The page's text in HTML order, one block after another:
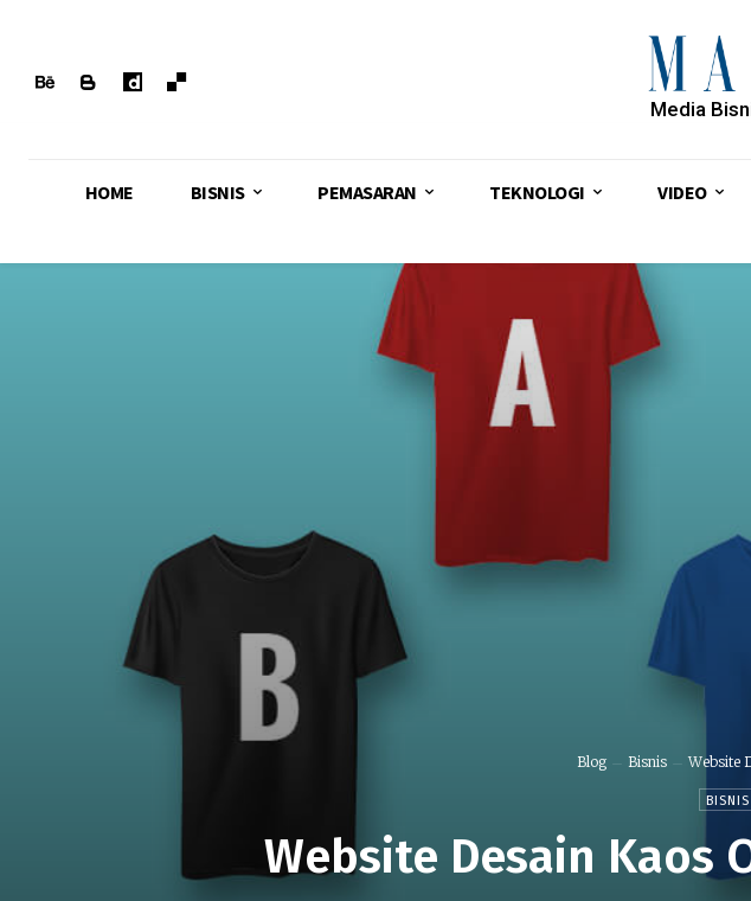
Media
HOME BISNIS PEMASARAN TEKNOLOGI VIDEO
Blog Bisnis Website
BISNIS
Website Desain Kaos